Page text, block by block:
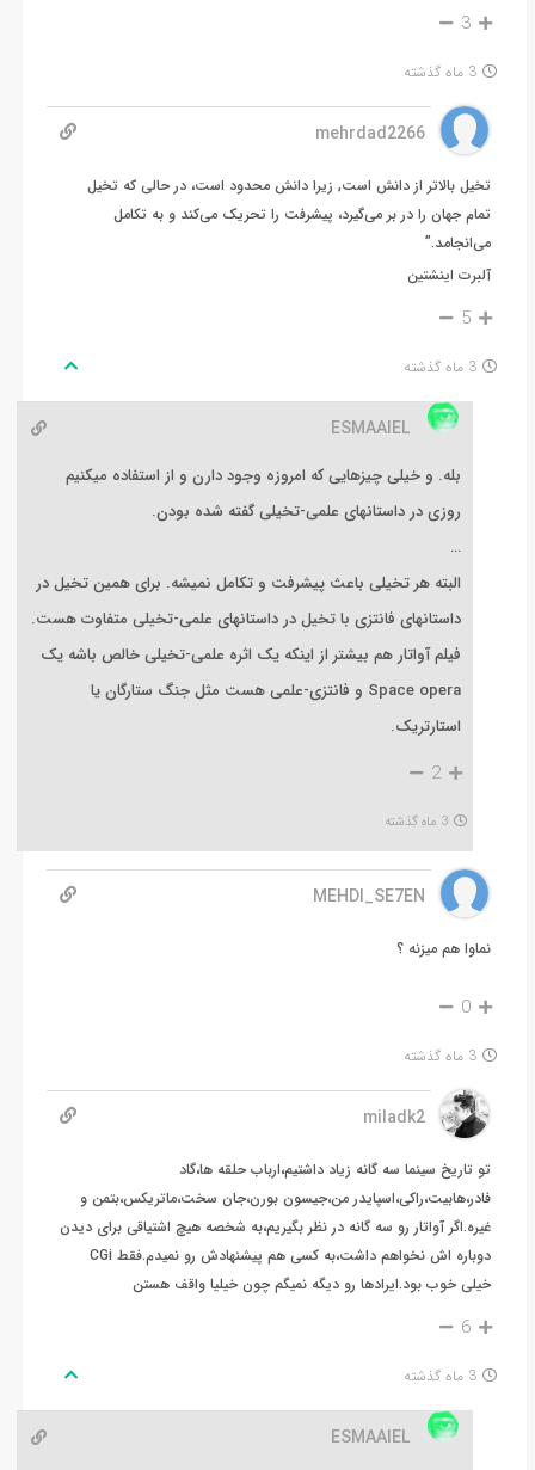
3
3 ماه گذشته
mehrdad2266
تخیل بالاتر از دانش است, زیرا دانش محدود است، در حالی که تخیل
تمام جهان را در بر می‌گیرد، پیشرفت را تحریک می‌کند و به تکامل
می‌انجامد.”
آلبرت اینشتین
5
3 ماه گذشته
ESMAAIEL
بله. و خیلی چیزهایی که امروزه وجود دارن و از استفاده میکنیم
روزی در داستانهای علمی-تخیلی گفته شده بودن.
…
البته هر تخیلی باعث پیشرفت و تکامل نمیشه. برای همین تخیل در
داستانهای فانتزی با تخیل در داستانهای علمی-تخیلی متفاوت هست.
فیلم آواتار هم بیشتر از اینکه یک اثره علمی-تخیلی خالص باشه یک
Space opera و فانتزی-علمی هست مثل جنگ ستارگان یا
استارتریک.
2
3 ماه گذشته
MEHDI_SE7EN
نماوا هم میزنه ؟
0
3 ماه گذشته
miladk2
تو تاریخ سینما سه گانه زیاد داشتیم،ارباب حلقه ها،گاد
فادر،هابیت،راکی،اسپایدر من،جیسون بورن،جان سخت،ماتریکس،بتمن و
غیره.اگر آواتار رو سه گانه در نظر بگیریم،به شخصه هیچ اشتیاقی برای دیدن
دوباره اش نخواهم داشت،به کسی هم پیشنهادش رو نمیدم.فقط CGi
خیلی خوب بود.ایرادها رو دیگه نمیگم چون خیلیا واقف هستن
6
3 ماه گذشته
ESMAAIEL